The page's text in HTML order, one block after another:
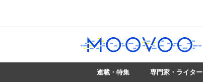
連載・特集 専門家・ライター